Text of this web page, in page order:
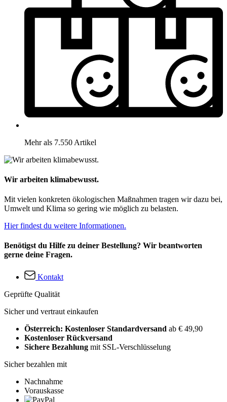
Mehr als 7.550 Artikel
Wir arbeiten klimabewusst.
Mit vielen konkreten ökologischen Maßnahmen tragen wir dazu bei,
Umwelt und Klima so gering wie möglich zu belasten.
Hier findest du weitere Informationen.
Benötigst du Hilfe zu deiner Bestellung? Wir beantworten
gerne deine Fragen.
Kontakt
Geprüfte Qualität
Sicher und vertraut einkaufen
Österreich: Kostenloser Standardversand ab € 49,90
Kostenloser Rückversand
Sichere Bezahlung mit SSL-Verschlüsselung
Sicher bezahlen mit
Nachnahme
Vorauskasse